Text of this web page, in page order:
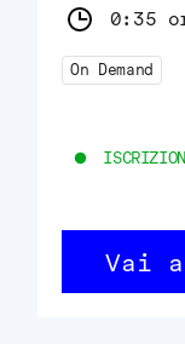
0:35
On Demand
Vai